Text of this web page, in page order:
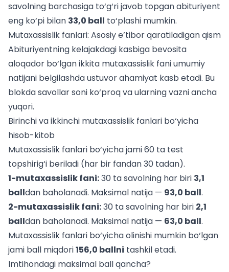
savolning barchasiga to‘g‘ri javob topgan abituriyent
eng ko‘pi bilan 33,0 ball to‘plashi mumkin.
Mutaxassislik fanlari: Asosiy e’tibor qaratiladigan qism
Abituriyentning kelajakdagi kasbiga bevosita
aloqador bo‘lgan ikkita mutaxassislik fani umumiy
natijani belgilashda ustuvor ahamiyat kasb etadi. Bu
blokda savollar soni ko‘proq va ularning vazni ancha
yuqori.
Birinchi va ikkinchi mutaxassislik fanlari bo‘yicha
hisob-kitob
Mutaxassislik fanlari bo‘yicha jami 60 ta test
topshirig‘i beriladi (har bir fandan 30 tadan).
1-mutaxassislik fani:30 ta savolning har biri 3,1
balldan baholanadi. Maksimal natija — 93,0 ball.
2-mutaxassislik fani:30 ta savolning har biri 2,1
balldan baholanadi. Maksimal natija — 63,0 ball.
Mutaxassislik fanlari bo‘yicha olinishi mumkin bo‘lgan
jami ball miqdori156,0 ballni tashkil etadi.
Imtihondagi maksimal ball qancha?